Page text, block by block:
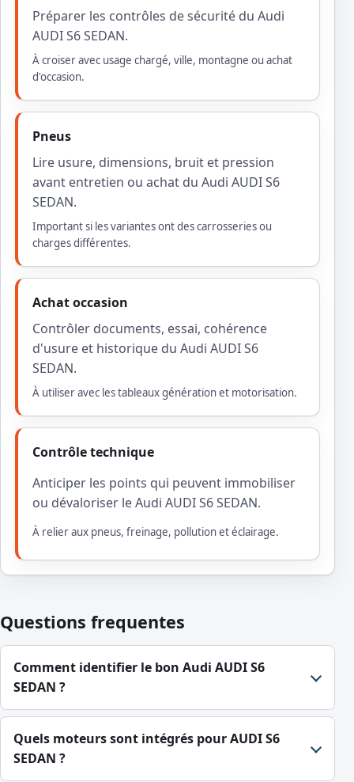
Préparer les contrôles de sécurité du Audi
AUDI S6 SEDAN.
À croiser avec usage chargé, ville, montagne ou achat
d'occasion.
Pneus
Lire usure, dimensions, bruit et pression
avant entretien ou achat du Audi AUDI S6
SEDAN.
Important si les variantes ont des carrosseries ou
charges différentes.
Achat occasion
Contrôler documents, essai, cohérence
d'usure et historique du Audi AUDI S6
SEDAN.
À utiliser avec les tableaux génération et motorisation.
Contrôle technique
Anticiper les points qui peuvent immobiliser
ou dévaloriser le Audi AUDI S6 SEDAN.
À relier aux pneus, freinage, pollution et éclairage.
Questions frequentes
Comment identifier le bon Audi AUDI S6
SEDAN ?
Quels moteurs sont intégrés pour AUDI S6
SEDAN ?